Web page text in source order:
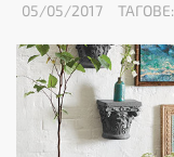
05/05/2017 ТАГОВЕ: